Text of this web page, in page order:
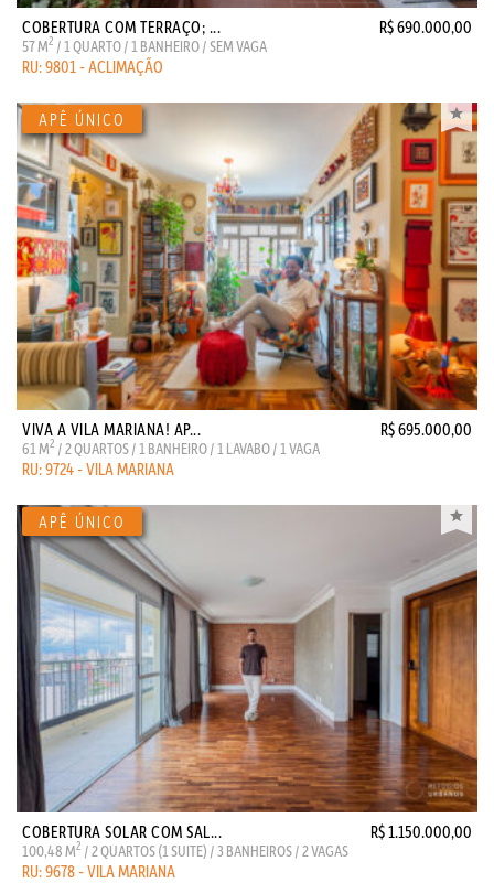
COBERTURA COM TERRAÇO; ... R$ 690.000,00
57 M2 / 1 QUARTO / 1 BANHEIRO / SEM VAGA
RU: 9801 - ACLIMAÇÃO
VIVA A VILA MARIANA! AP... R$ 695.000,00
61 M2 / 2 QUARTOS / 1 BANHEIRO / 1 LAVABO / 1 VAGA
RU: 9724 - VILA MARIANA
COBERTURA SOLAR COM SAL... R$ 1.150.000,00
100,48 M2 / 2 QUARTOS (1 SUITE) / 3 BANHEIROS / 2 VAGAS
RU: 9678 - VILA MARIANA